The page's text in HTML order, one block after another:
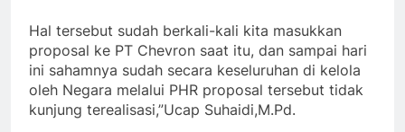
Hal tersebut sudah berkali-kali kita masukkan
proposal ke PT Chevron saat itu, dan sampai hari
ini sahamnya sudah secara keseluruhan di kelola
oleh Negara melalui PHR proposal tersebut tidak
kunjung terealisasi,”Ucap Suhaidi,M.Pd.